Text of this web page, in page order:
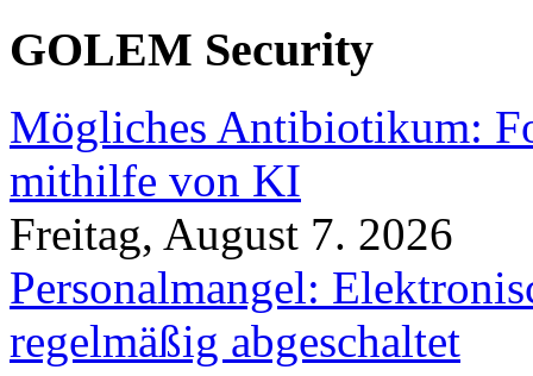
GOLEM Security
Mögliches Antibiotikum:
mithilfe von KI
Freitag, August 7. 2026
Personalmangel:
regelmäßig abgeschaltet